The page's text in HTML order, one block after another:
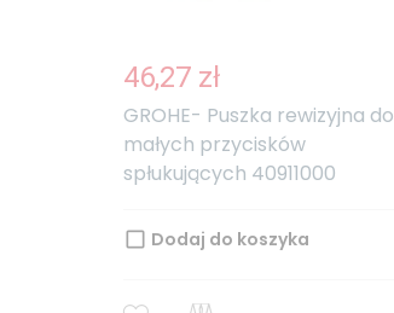
46,27 zł
GROHE- Puszka rewizyjna do
małych przycisków
spłukujących 40911000
Dodaj do koszyka